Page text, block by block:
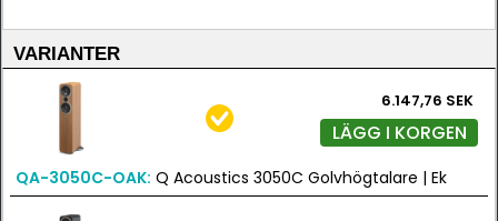
VARIANTER
6.147,76 SEK
LÄGG I KORGEN
QA-3050C-OAK: Q Acoustics 3050C Golvhögtalare | Ek